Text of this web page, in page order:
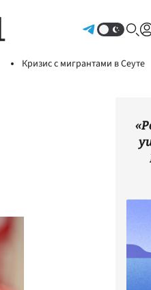
Кризис с мигрантами в Сеуте